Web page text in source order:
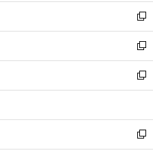
く
で
開
く
ン
ド
ウ
で
開
く
ウ
ィ
ン
ド
ウ
で
開
し
い
ウ
ィ
ン
ド
ウ
開
く
新
し
い
ウ
ィ
ン
ウ
で
開
新
し
い
ウ
ン
ド
ウ
新
し
ウ
ィ
ン
新
し